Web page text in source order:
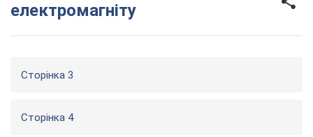
електромагніту
Сторінка 3
Сторінка 4